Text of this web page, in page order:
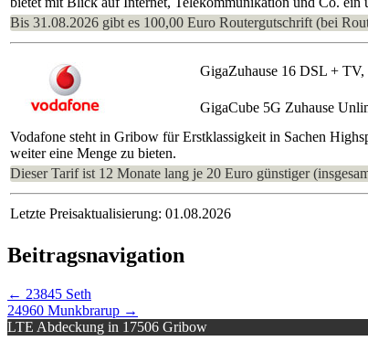
Bis 31.08.2026 gibt es 100,00 Euro Routergutschrift (bei
GigaZuhause 16 DSL +
GigaCube 5G Zuhause
Vodafone steht in Gribow für Erstklassigkeit in Sachen
weiter eine Menge zu bieten.
Dieser Tarif ist 12 Monate lang je 20 Euro günstiger
Letzte Preisaktualisierung: 01.08.2026
Beitragsnavigation
← 23845 Seth
24960 Munkbrarup →
LTE Abdeckung in 17506 Gribow